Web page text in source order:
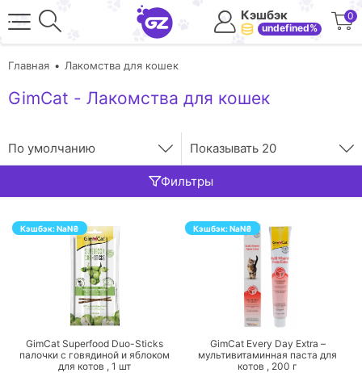
Кэшбэк
undefined%
0
Главная Лакомства для кошек
GimCat - Лакомства для кошек
По умолчанию Показывать 20
Фильтры
Кэшбэк:NaN₴
ПЕРЕЙТИ
GimCat Superfood Duo-Sticks
палочки с говядиной и яблоком
для котов , 1 шт
Кэшбэк:NaN₴
ПЕРЕЙТИ
GimCat Every Day Extra –
мультивитаминная паста для
котов , 200 г